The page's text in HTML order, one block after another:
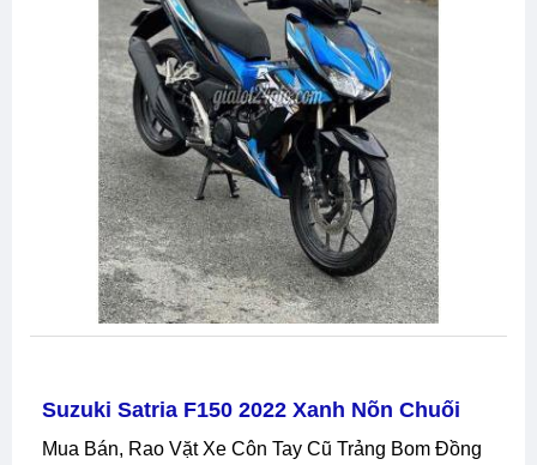
Suzuki Satria F150 2022 Xanh Nõn Chuối
Mua Bán, Rao Vặt Xe Côn Tay Cũ Trảng Bom Đồng